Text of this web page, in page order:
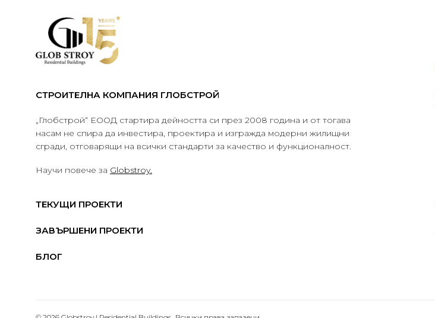
СТРОИТЕЛНА КОМПАНИЯ ГЛОБСТРОЙ
„Глобстрой“ ЕООД стартира дейността си през 2008 година и от тогава
насам не спира да инвестира, проектира и изгражда модерни жилищни
сгради, отговарящи на всички стандарти за качество и функционалност.
Научи повече за Globstroy.
ТЕКУЩИ ПРОЕКТИ
ЗАВЪРШЕНИ ПРОЕКТИ
БЛОГ